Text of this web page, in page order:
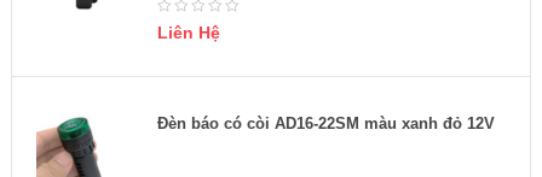
Liên Hệ
Đèn báo có còi AD16-22SM màu xanh đỏ 12V